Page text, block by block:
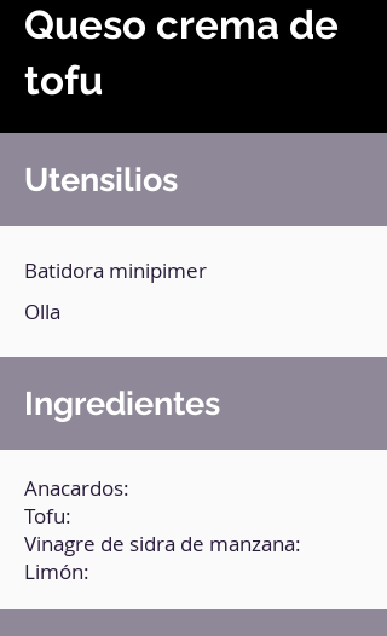
Queso crema de
tofu
Utensilios
Batidora minipimer
Olla
Ingredientes
Anacardos:
Tofu:
Vinagre de sidra de manzana:
Limón: